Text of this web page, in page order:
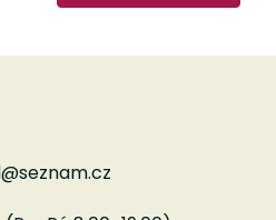
@seznam.cz